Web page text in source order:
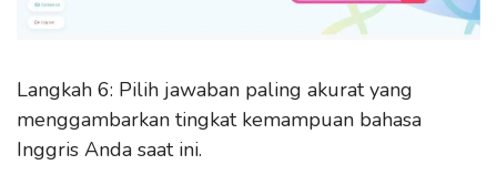
Langkah 6: Pilih jawaban paling akurat yang
menggambarkan tingkat kemampuan bahasa
Inggris Anda saat ini.